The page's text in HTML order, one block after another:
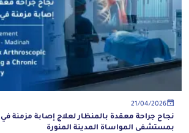
21/04/2026
نجاح جراحة معقدة بالمنظار لعلاج إصابة مزمنة
بمستشفى المواساة المدينة المنورة